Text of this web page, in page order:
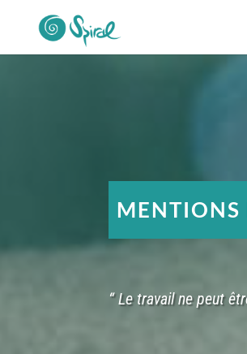
MENTIONS
“ Le travail ne peut